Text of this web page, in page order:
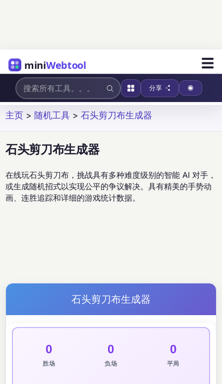
miniWebtool ☰
分享
主页 > 随机工具 >石头剪刀布生成器
石头剪刀布生成器
在线玩石头剪刀布，挑战具有多种难度级别的智能 AI 对手，
或生成随机招式以实现公平的争议解决。具有精美的手势动
画、连胜追踪和详细的游戏统计数据。
石头剪刀布生成器
0
胜场
0
负场
0
平局